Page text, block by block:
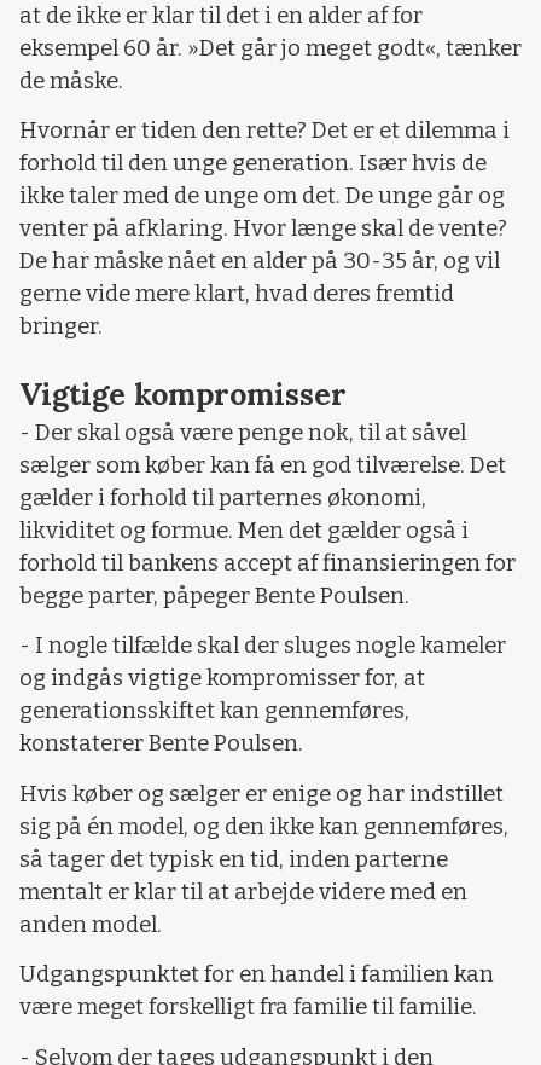
at de ikke er klar til det i en alder af for
eksempel 60 år. »Det går jo meget godt«, tænker
de måske.
Hvornår er tiden den rette? Det er et dilemma i
forhold til den unge generation. Især hvis de
ikke taler med de unge om det. De unge går og
venter på afklaring. Hvor længe skal de vente?
De har måske nået en alder på 30-35 år, og vil
gerne vide mere klart, hvad deres fremtid
bringer.
Vigtige kompromisser
- Der skal også være penge nok, til at såvel
sælger som køber kan få en god tilværelse. Det
gælder i forhold til parternes økonomi,
likviditet og formue. Men det gælder også i
forhold til bankens accept af finansieringen for
begge parter, påpeger Bente Poulsen.
- I nogle tilfælde skal der sluges nogle kameler
og indgås vigtige kompromisser for, at
generationsskiftet kan gennemføres,
konstaterer Bente Poulsen.
Hvis køber og sælger er enige og har indstillet
sig på én model, og den ikke kan gennemføres,
så tager det typisk en tid, inden parterne
mentalt er klar til at arbejde videre med en
anden model.
Udgangspunktet for en handel i familien kan
være meget forskelligt fra familie til familie.
- Selvom der tages udgangspunkt i den